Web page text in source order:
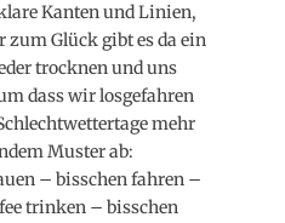
Kanten und Linien,
zum Glück gibt es da ein
trocknen und uns
dass wir losgefahren
mehr
Muster ab:
– bisschen fahren –
trinken – bisschen